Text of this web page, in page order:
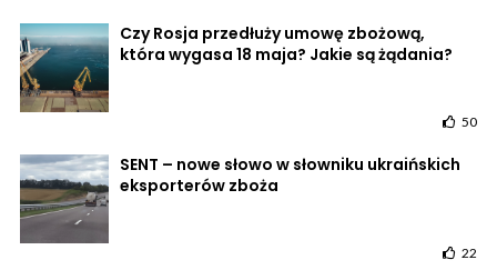
Czy Rosja przedłuży umowę zbożową,
która wygasa 18 maja? Jakie są żądania?
50
SENT – nowe słowo w słowniku ukraińskich
eksporterów zboża
22